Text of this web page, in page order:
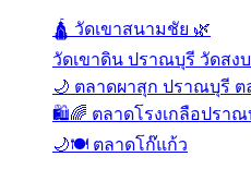
🛕 วัดเขาสนามชัย 🌿
วัดเขาดิน ปราณบุรี วัดสง
🌙 ตลาดผาสุก ปราณบุรี
🛍️🌈 ตลาดโรงเกลือปราณ
🌙🍽️ ตลาดโก๊แก้ว